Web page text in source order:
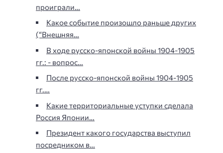
проиграли…
Какое событие произошло раньше других
(“Внешняя…
В ходе русско-японской войны 1904-1905
гг.: - вопрос…
После русско-японской войны 1904-1905
гг.…
Какие территориальные уступки сделала
Россия Японии…
Президент какого государства выступил
посредником в…